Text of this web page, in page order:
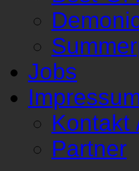
Jobs
Kontakt
Partner